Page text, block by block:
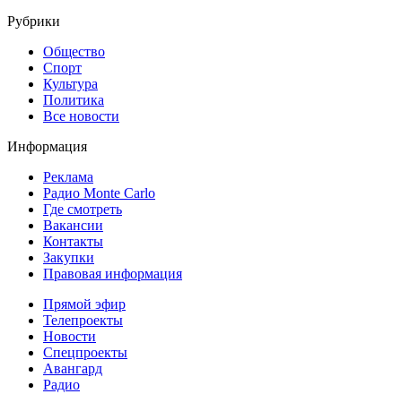
Рубрики
Общество
Спорт
Культура
Политика
Все новости
Информация
Реклама
Радио Monte Carlo
Где смотреть
Вакансии
Контакты
Закупки
Правовая информация
Прямой эфир
Телепроекты
Новости
Спецпроекты
Авангард
Радио